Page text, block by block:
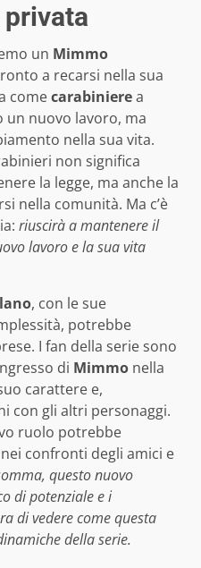
un Mimmo
a recarsi nella sua
comecarabinierea
un nuovo lavoro, ma
nella sua vita.
non significa
la legge, ma anche la
nella comunità. Ma c’è
riuscirà a mantenere il
lavoro e la sua vita
, con le sue
potrebbe
I fan della serie sono
di Mimmo nella
carattere e,
con gli altri personaggi.
ruolo potrebbe
confronti degli amici e
questo nuovo
di potenziale e i
di vedere come questa
della serie.